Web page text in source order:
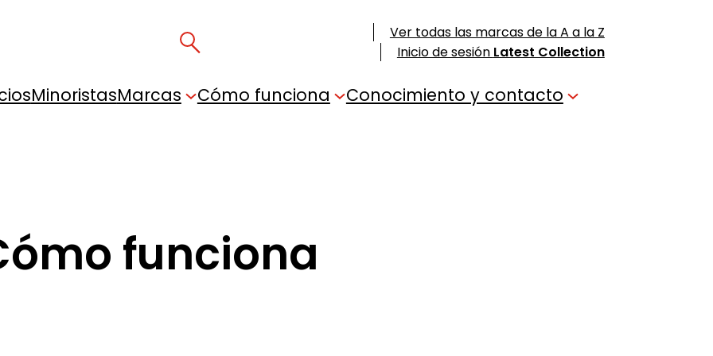
Ver todas las marcas de la A a la Z
Inicio de sesión Latest Collection
MinoristasMarcas Cómo funciona Conocimiento y contacto
funciona